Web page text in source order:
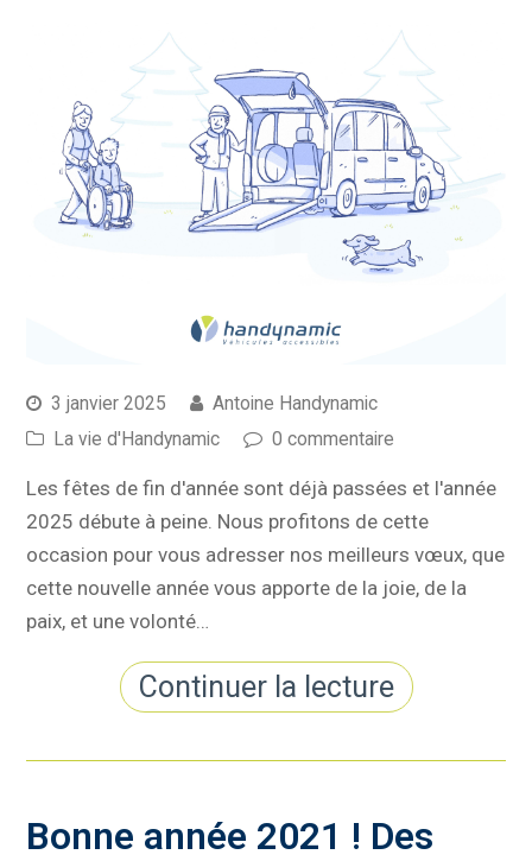
3 janvier 2025
Antoine Handynamic
La vie d'Handynamic
0 commentaire
Les fêtes de fin d'année sont déjà passées et l'année
2025 débute à peine. Nous profitons de cette
occasion pour vous adresser nos meilleurs vœux, que
cette nouvelle année vous apporte de la joie, de la
paix, et une volonté…
Continuer la lecture
Bonne année 2021 ! Des